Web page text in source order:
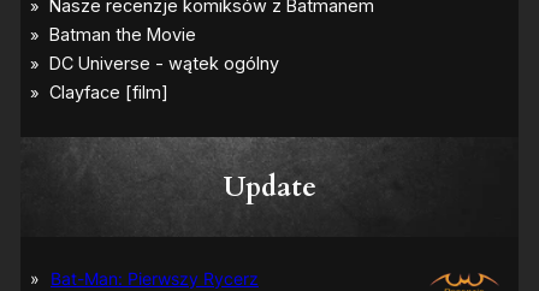
Update
Bat-Man: Pierwszy Rycerz